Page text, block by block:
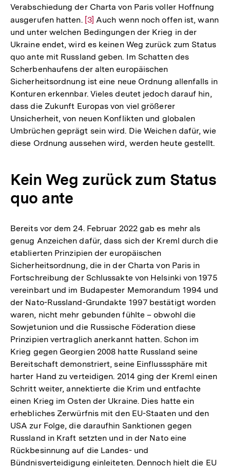
Verabschiedung der Charta von Paris voller Hoffnung
ausgerufen hatten. Zur
Auflösung
der
Fußnote
[3] Auch wenn noch offen ist, wann
und unter welchen Bedingungen der Krieg in der
Ukraine endet, wird es keinen Weg zurück zum Status
quo ante mit Russland geben. Im Schatten des
Scherbenhaufens der alten europäischen
Sicherheitsordnung ist eine neue Ordnung allenfalls in
Konturen erkennbar. Vieles deutet jedoch darauf hin,
dass die Zukunft Europas von viel größerer
Unsicherheit, von neuen Konflikten und globalen
Umbrüchen geprägt sein wird. Die Weichen dafür, wie
diese Ordnung aussehen wird, werden heute gestellt.
Kein Weg zurück zum Status
quo ante
Bereits vor dem 24. Februar 2022 gab es mehr als
genug Anzeichen dafür, dass sich der Kreml durch die
etablierten Prinzipien der europäischen
Sicherheitsordnung, die in der Charta von Paris in
Fortschreibung der Schlussakte von Helsinki von 1975
vereinbart und im Budapester Memorandum 1994 und
der Nato-Russland-Grundakte 1997 bestätigt worden
waren, nicht mehr gebunden fühlte – obwohl die
Sowjetunion und die Russische Föderation diese
Prinzipien vertraglich anerkannt hatten. Schon im
Krieg gegen Georgien 2008 hatte Russland seine
Bereitschaft demonstriert, seine Einflusssphäre mit
harter Hand zu verteidigen. 2014 ging der Kreml einen
Schritt weiter, annektierte die Krim und entfachte
einen Krieg im Osten der Ukraine. Dies hatte ein
erhebliches Zerwürfnis mit den EU-Staaten und den
USA zur Folge, die daraufhin Sanktionen gegen
Russland in Kraft setzten und in der Nato eine
Rückbesinnung auf die Landes- und
Bündnisverteidigung einleiteten. Dennoch hielt die EU